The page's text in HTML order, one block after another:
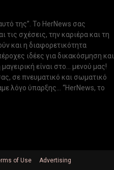
της”. Το HerNews σας
τις σχέσεις, την καριέρα και τη
και η διαφορετικότητα
ιδέες για δικακόσμηση και
είναι στο... μενού μας!
σε πνευματικό και σωματικό
λόγο ύπαρξης... “HerNews, το
of Use Advertising